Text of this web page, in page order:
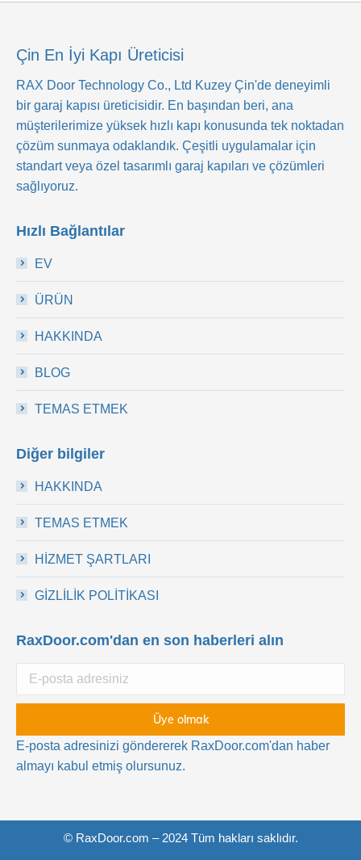
Çin En İyi Kapı Üreticisi
RAX Door Technology Co., Ltd Kuzey Çin'de deneyimli
bir garaj kapısı üreticisidir. En başından beri, ana
müşterilerimize yüksek hızlı kapı konusunda tek noktadan
çözüm sunmaya odaklandık. Çeşitli uygulamalar için
standart veya özel tasarımlı garaj kapıları ve çözümleri
sağlıyoruz.
Hızlı Bağlantılar
EV
ÜRÜN
HAKKINDA
BLOG
TEMAS ETMEK
Diğer bilgiler
HAKKINDA
TEMAS ETMEK
HİZMET ŞARTLARI
GİZLİLİK POLİTİKASI
RaxDoor.com'dan en son haberleri alın
E-posta adresinizi göndererek RaxDoor.com'dan haber
almayı kabul etmiş olursunuz.
© RaxDoor.com – 2024 Tüm hakları saklıdır.